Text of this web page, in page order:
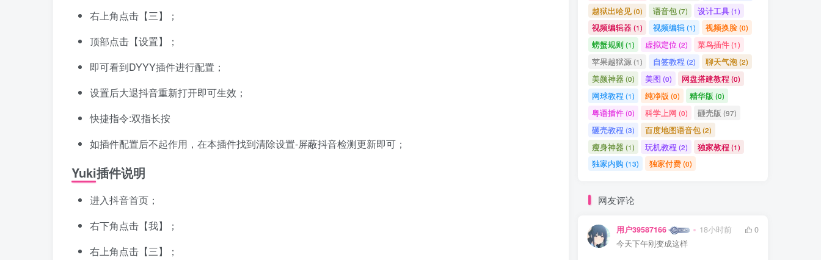
右上角点击【三】；
顶部点击【设置】；
即可看到DYYY插件进行配置；
设置后大退抖音重新打开即可生效；
快捷指令:双指长按
如插件配置后不起作用，在本插件找到清除设置-屏蔽抖音检测更新即可；
Yuki插件说明
进入抖音首页；
右下角点击【我】；
右上角点击【三】；
越狱出哈见(0) 语音包(7) 设计工具(1)
视频编辑器(1) 视频编辑(1) 视频换脸(0)
螃蟹规则(1) 虚拟定位 (2) 菜鸟插件(1)
苹果越狱源(1) 自签教程 (2) 聊天气泡(2)
美颜神器(0) 美图 (0) 网盘搭建教程 (0)
网球教程 (1) 纯净版 (0) 精华版 (0)
粤语插件(0) 科学上网 (0) 砸壳版 (97)
砸壳教程 (3) 百度地图语音包(2)
瘦身神器(1) 玩机教程 (2) 独家教程 (1)
独家内购 (13) 独家付费(0)
网友评论
用户39587166 18小时前
0
今天下午刚变成这样